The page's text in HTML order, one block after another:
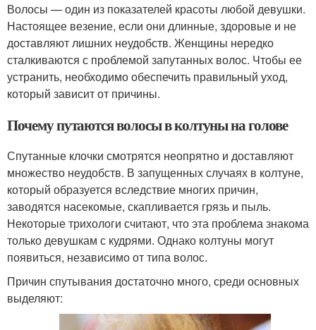
Волосы — один из показателей красоты любой девушки.
Настоящее везение, если они длинные, здоровые и не
доставляют лишних неудобств. Женщины нередко
сталкиваются с проблемой запутанных волос. Чтобы ее
устранить, необходимо обеспечить правильный уход,
который зависит от причины.
Почему путаются волосы в колтуны на голове
Спутанные клочки смотрятся неопрятно и доставляют
множество неудобств. В запущенных случаях в колтуне,
который образуется вследствие многих причин,
заводятся насекомые, скапливается грязь и пыль.
Некоторые трихологи считают, что эта проблема знакома
только девушкам с кудрями. Однако колтуны могут
появиться, независимо от типа волос.
Причин спутывания достаточно много, среди основных
выделяют: